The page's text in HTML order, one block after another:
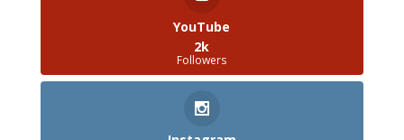
YouTube
2k
Followers